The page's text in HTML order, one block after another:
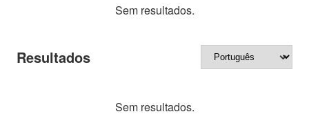
Sem resultados.
Resultados
Sem resultados.